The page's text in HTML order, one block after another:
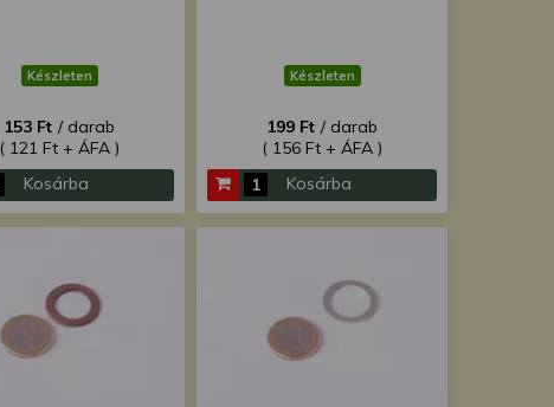
Készleten
153 Ft / darab
( 121 Ft + ÁFA )
Kosárba
Készleten
199 Ft / darab
( 156 Ft + ÁFA )
Kosárba